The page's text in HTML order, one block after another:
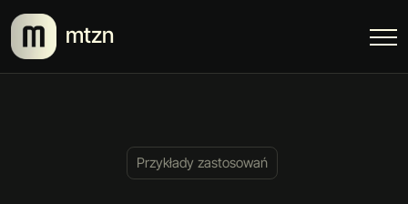
mtzn
Przykłady zastosowań